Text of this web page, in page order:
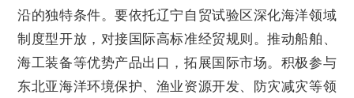
沿的独特条件。要依托辽宁自贸试验区深化海洋领域
制度型开放，对接国际高标准经贸规则。推动船舶、
海工装备等优势产品出口，拓展国际市场。积极参与
东北亚海洋环境保护、渔业资源开发、防灾减灾等领